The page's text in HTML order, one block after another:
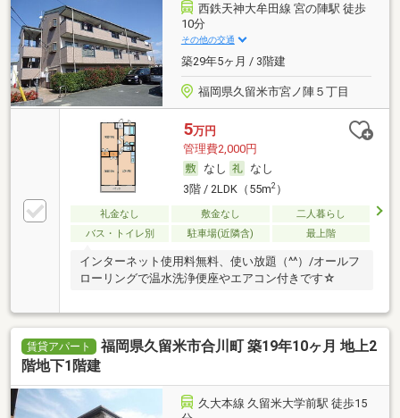
西鉄天神大牟田線 宮の陣駅 徒歩
10分
その他の交通
築29年5ヶ月 / 3階建
福岡県久留米市宮ノ陣５丁目
5万円
管理費2,000円
なし
なし
3階 / 2LDK（55m2）
礼金なし 敷金なし
二人暮らし
バス・トイレ別
駐車場(近隣含) 最上階
インターネット使用料無料、使い放題（^^）/オールフ
ローリングで温水洗浄便座やエアコン付きです☆
賃貸アパート
福岡県久留米市合川町 築19年10ヶ月 地上2
階地下1階建
久大本線 久留米大学前駅 徒歩15